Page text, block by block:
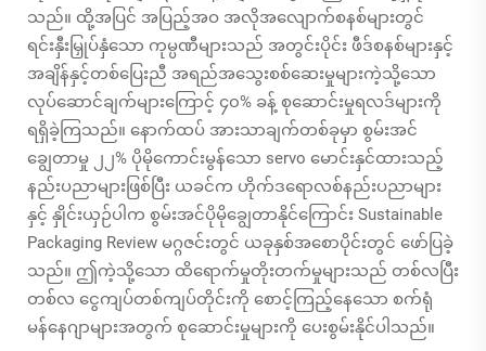
သည်။ ထို့အပြင် အပြည့်အဝ အလိုအလျောက်စနစ်များတွင်
ရင်းနှီးမြှုပ်နှံသော ကုမ္ပဏီများသည် အတွင်းပိုင်း ဖီဒ်စနစ်များနှင့်
အချိန်နှင့်တစ်ပြေးညီ အရည်အသွေးစစ်ဆေးမှုများကဲ့သို့သော
လုပ်ဆောင်ချက်များကြောင့် ၄၀% ခန့် စုဆောင်းမှုရလဒ်များကို
ရရှိခဲ့ကြသည်။ နောက်ထပ် အားသာချက်တစ်ခုမှာ စွမ်းအင်
ချွေတာမှု ၂၂% ပိုမိုကောင်းမွန်သော servo မောင်းနှင်ထားသည့်
နည်းပညာများဖြစ်ပြီး ယခင်က ဟိုက်ဒရောလစ်နည်းပညာများ
နှင့် နှိုင်းယှဉ်ပါက စွမ်းအင်ပိုမိုချွေတာနိုင်ကြောင်း Sustainable
Packaging Review မဂ္ဂဇင်းတွင် ယခုနှစ်အစောပိုင်းတွင် ဖော်ပြခဲ့
သည်။ ဤကဲ့သို့သော ထိရောက်မှုတိုးတက်မှုများသည် တစ်လပြီး
တစ်လ ငွေကျပ်တစ်ကျပ်တိုင်းကို စောင့်ကြည့်နေသော စက်ရုံ
မန်နေဂျာများအတွက် စုဆောင်းမှုများကို ပေးစွမ်းနိုင်ပါသည်။